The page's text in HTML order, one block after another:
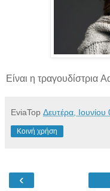
Είναι η τραγουδίστρια
EviaTop Δευτέρα,
Κοινή χρήση
‹